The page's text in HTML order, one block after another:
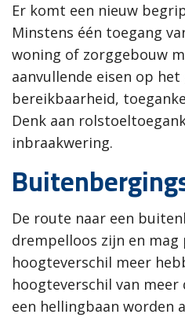
Er komt een nieuw
Minstens één toegang
woning of zorggebouw
aanvullende eisen op het
bereikbaarheid,
Denk aan
inbraakwering.
De route naar een
drempelloos zijn en mag
hoogteverschil meer
hoogteverschil van meer
een hellingbaan worden